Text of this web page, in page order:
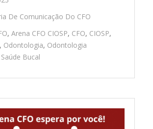
De Comunicação Do CFO
,Arena CFO CIOSP, CFO, CIOSP,
, Odontologia, Odontologia
Saúde Bucal